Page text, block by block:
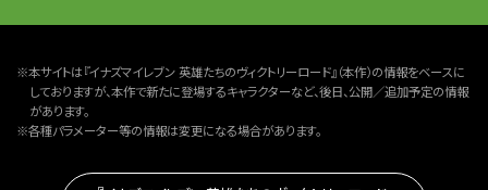
※本サイトは『イナズマイレブン 英雄たちのヴィクトリーロード』（本作）の情報をベースに
しておりますが、本作で新たに登場するキャラクターなど、後日、公開／追加予定の情報
があります。
※各種パラメーター等の情報は変更になる場合があります。